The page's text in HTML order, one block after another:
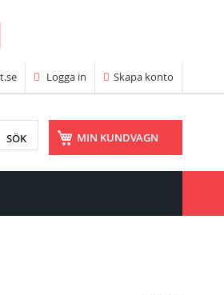
Logga in Skapa konto
MIN KUNDVAGN